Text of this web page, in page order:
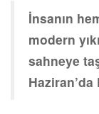
İnsanın
modern
sahneye
Haziran’da